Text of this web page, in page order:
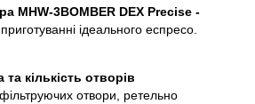
MHW-3BOMBER DEX Precise -
ідеального еспресо.
кількість отворів
отвори, ретельно